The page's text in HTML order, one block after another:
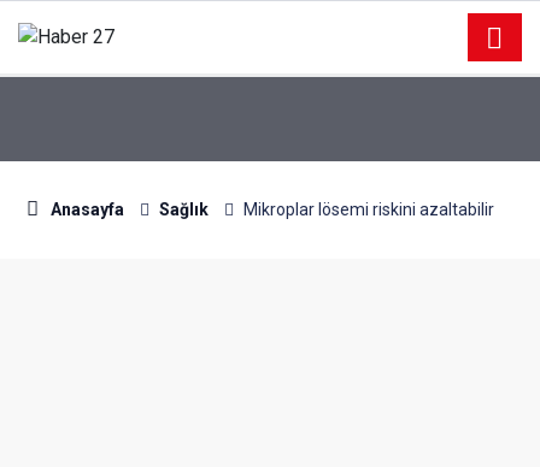
Anasayfa Sağlık Mikroplar lösemi riskini azaltabilir